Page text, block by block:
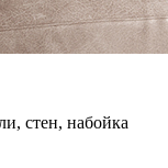
стен, набойка